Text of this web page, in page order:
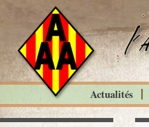
Actualités